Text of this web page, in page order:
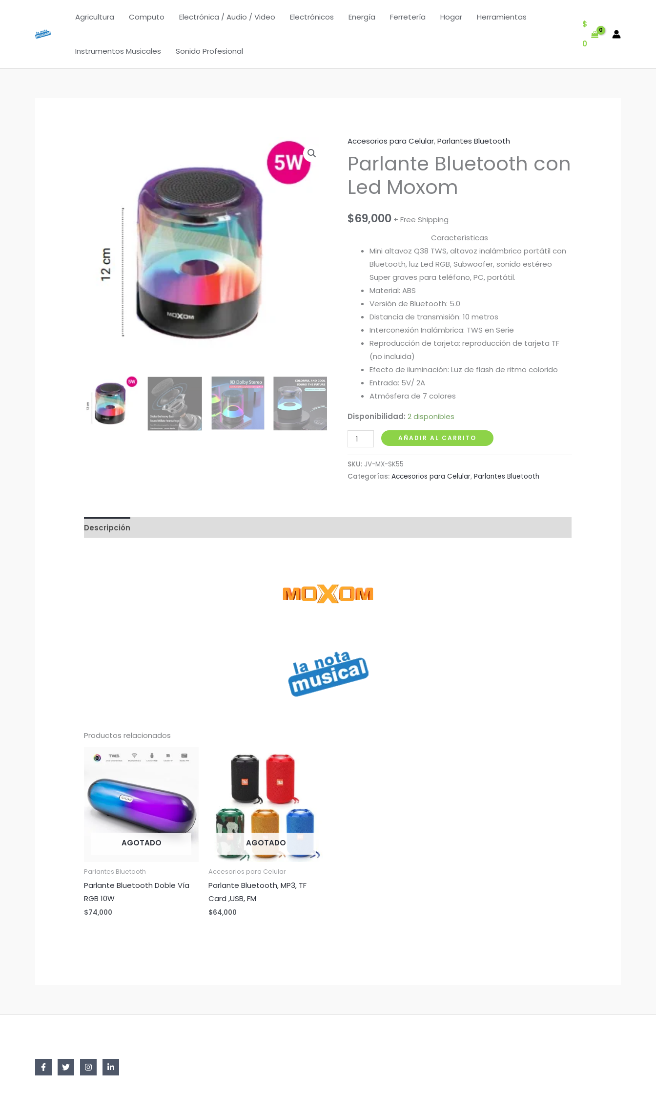
contenido
Agricultura Computo Electrónica / Audio / Video Electrónicos Energía Ferretería Hogar Herramientas
Instrumentos Musicales Sonido Profesional
$
0
Accesorios para Celular,Parlantes Bluetooth
Parlante Bluetooth con
Led Moxom
$69,000 + Free Shipping
Características
Mini altavoz Q38 TWS, altavoz inalámbrico portátil con
Bluetooth, luz Led RGB, Subwoofer, sonido estéreo
Super graves para teléfono, PC, portátil.
Material: ABS
Versión de Bluetooth: 5.0
Distancia de transmisión: 10 metros
Interconexión Inalámbrica: TWS en Serie
Reproducción de tarjeta: reproducción de tarjeta TF
(no incluida)
Efecto de iluminación: Luz de flash de ritmo colorido
Entrada: 5V/ 2A
Atmósfera de 7 colores
Disponibilidad: 2 disponibles
Parlante
Bluetooth
con
Led
AÑADIR AL CARRITO
SKU: JV-MX-SK55
Categorías: Accesorios para Celular, Parlantes Bluetooth
Descripción
Productos relacionados
AGOTADO
Parlantes Bluetooth
Parlante Bluetooth Doble Vía
RGB 10W
$74,000
AGOTADO
Accesorios para Celular
Parlante Bluetooth, MP3, TF
Card ,USB, FM
$64,000